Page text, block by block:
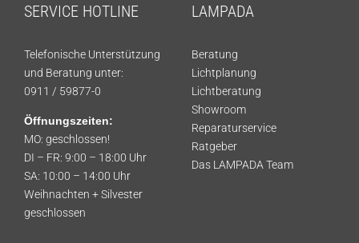
SERVICE HOTLINE
Telefonische Unterstützung
und Beratung unter:
0911 / 59877-0
Öffnungszeiten:
MO: geschlossen!
DI – FR: 9:00 – 18:00 Uhr
SA: 10:00 – 14:00 Uhr
Weihnachten + Silvester
geschlossen
LAMPADA
Beratung
Lichtplanung
Lichtberatung
Showroom
Reparaturservice
Ratgeber
Das LAMPADA Team